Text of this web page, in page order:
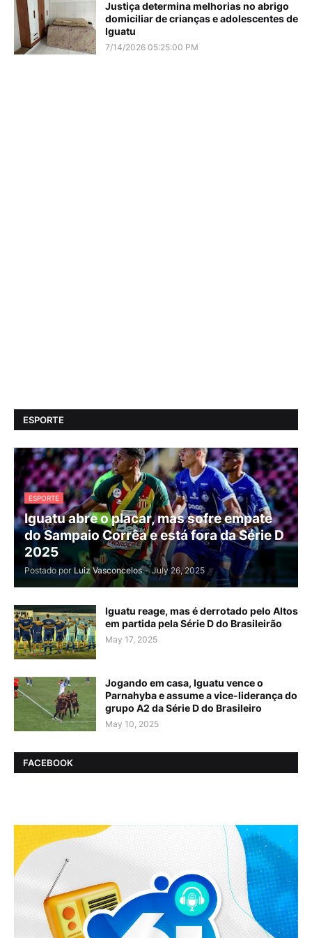
Justiça determina melhorias no abrigo
domiciliar de crianças e adolescentes de
Iguatu
7/14/2026 05:25:00 PM
ESPORTE
ESPORTE
Iguatu abre o placar, mas sofre empate
do Sampaio Corrêa e está fora da Série D
2025
Postado por Luiz Vasconcelos - July 26, 2025
Iguatu reage, mas é derrotado pelo Altos
em partida pela Série D do Brasileirão
May 17, 2025
Jogando em casa, Iguatu vence o
Parnahyba e assume a vice-liderança do
grupo A2 da Série D do Brasileiro
May 10, 2025
FACEBOOK